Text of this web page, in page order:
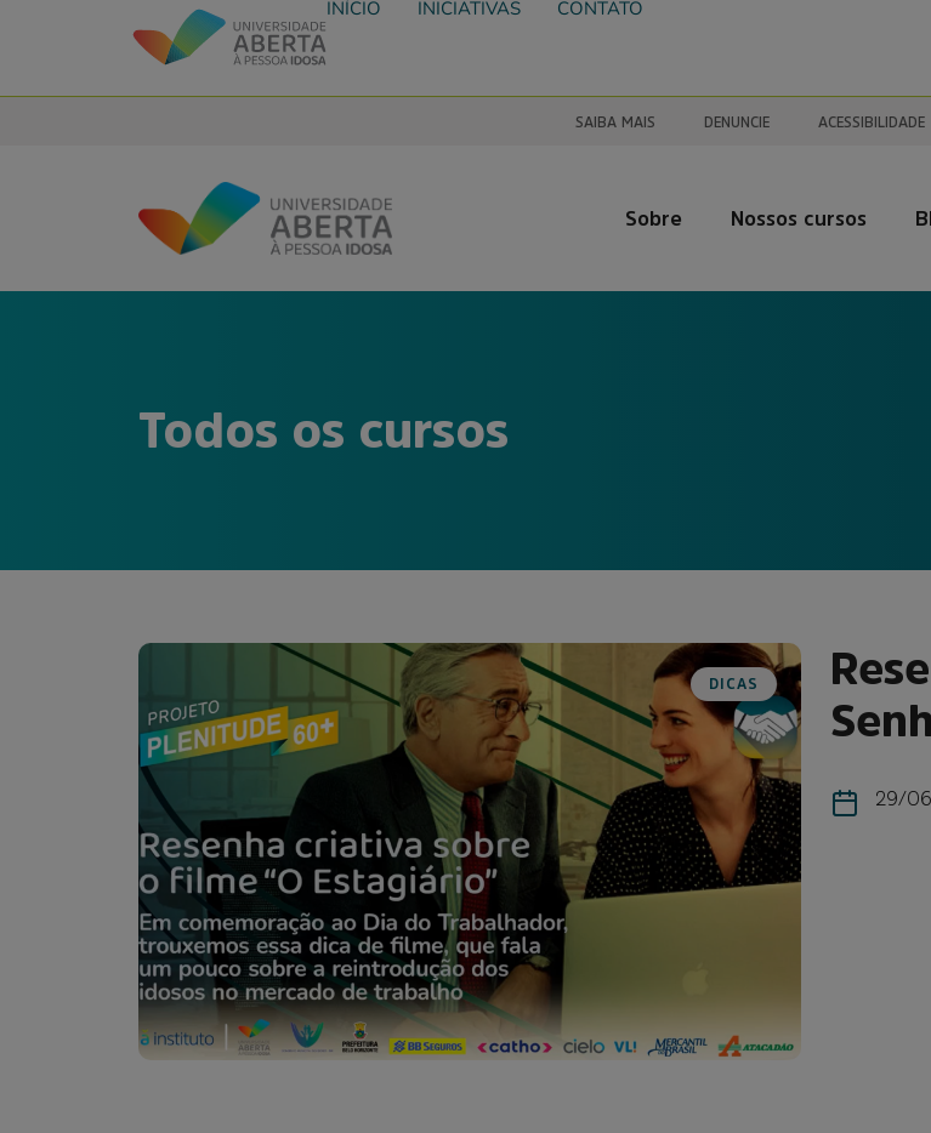
INÍCIO INICIATIVAS CONTATO
SAIBA MAIS DENUNCIE ACESSIBILIDADE
Sobre Nossos cursos
Todos os cursos
DICAS
29/